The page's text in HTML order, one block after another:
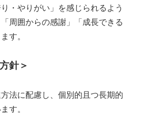
・やりがい」を感じられるよう
「周囲からの感謝」「成長できる
す。
針＞
法に配慮し、個別的且つ長期的
す。